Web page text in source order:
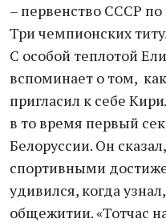
– первенство СССР по
Три чемпионских
С особой теплотой
вспоминает о том,
пригласил к себе
в то время первый
Белоруссии. Он
спортивными
удивился, когда
общежитии. «Тотчас